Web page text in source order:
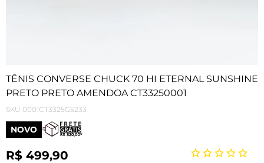
NOVO
TÊNIS CONVERSE CHUCK 70 HI ETERNAL SUNSHINE
PRETO PRETO AMENDOA CT33250001
SKU 0001CT3325G5233
R$ 499,90